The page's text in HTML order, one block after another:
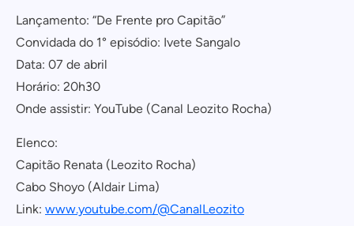
Lançamento: “De Frente pro Capitão”
Convidada do 1° episódio: Ivete Sangalo
Data: 07 de abril
Horário: 20h30
Onde assistir: YouTube (Canal Leozito Rocha)
Elenco:
Capitão Renata (Leozito Rocha)
Cabo Shoyo (Aldair Lima)
Link: www.youtube.com/@CanalLeozito